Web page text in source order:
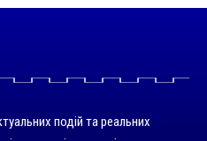
подій та реальних